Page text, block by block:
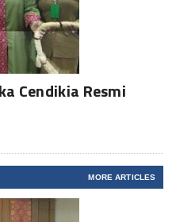
Cendikia Resmi
MORE ARTICLES